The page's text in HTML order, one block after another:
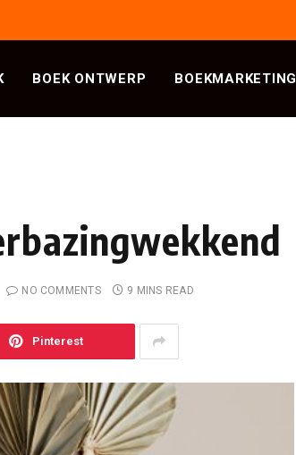
BOEK ONTWERP BOEKMARKETING
NO COMMENTS 9 MINS READ
Pinterest